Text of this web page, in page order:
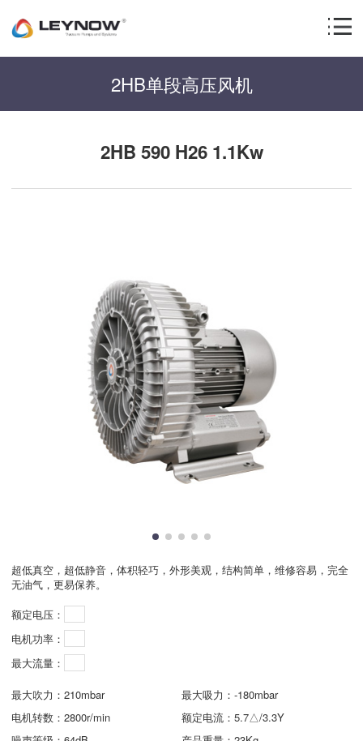
2HB单段高压风机
2HB 590 H26 1.1Kw
超低真空，超低静音，体积轻巧，外形美观，结构简单，维修容易，完全
无油气，更易保养。
额定电压：
电机功率：
最大流量：
最大吹力： 210mbar 最大吸力： -180mbar
电机转数： 2800r/min 额定电流： 5.7△/3.3Y